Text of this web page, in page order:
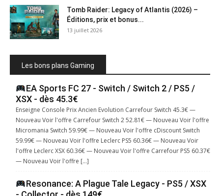
Tomb Raider: Legacy of Atlantis (2026) –
Éditions, prix et bonus...
13 juillet 2026
Les bons plans Gaming
EA Sports FC 27 - Switch / Switch 2 / PS5 /
XSX - dès 45.3€
Enseigne Console Prix Ancien Evolution Carrefour Switch 45.3€ —
Nouveau Voir l'offre Carrefour Switch 2 52.81€ — Nouveau Voir l'offre
Micromania Switch 59.99€ — Nouveau Voir l'offre cDiscount Switch
59.99€ — Nouveau Voir l'offre Leclerc PS5 60.36€ — Nouveau Voir
l'offre Leclerc XSX 60.36€ — Nouveau Voir l'offre Carrefour PS5 60.37€
— Nouveau Voir l'offre […]
Resonance: A Plague Tale Legacy - PS5 / XSX